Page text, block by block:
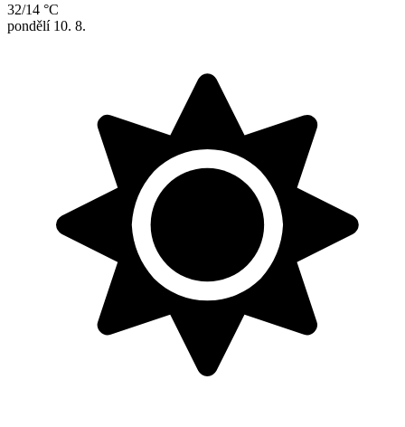
32/14 °C
pondělí 10. 8.